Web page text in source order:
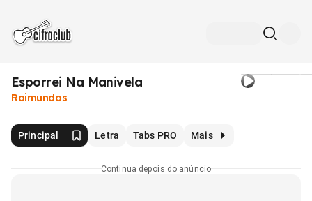
Esporrei Na Manivela
Raimundos
Principal Letra Tabs PRO Mais
Continua depois do anúncio